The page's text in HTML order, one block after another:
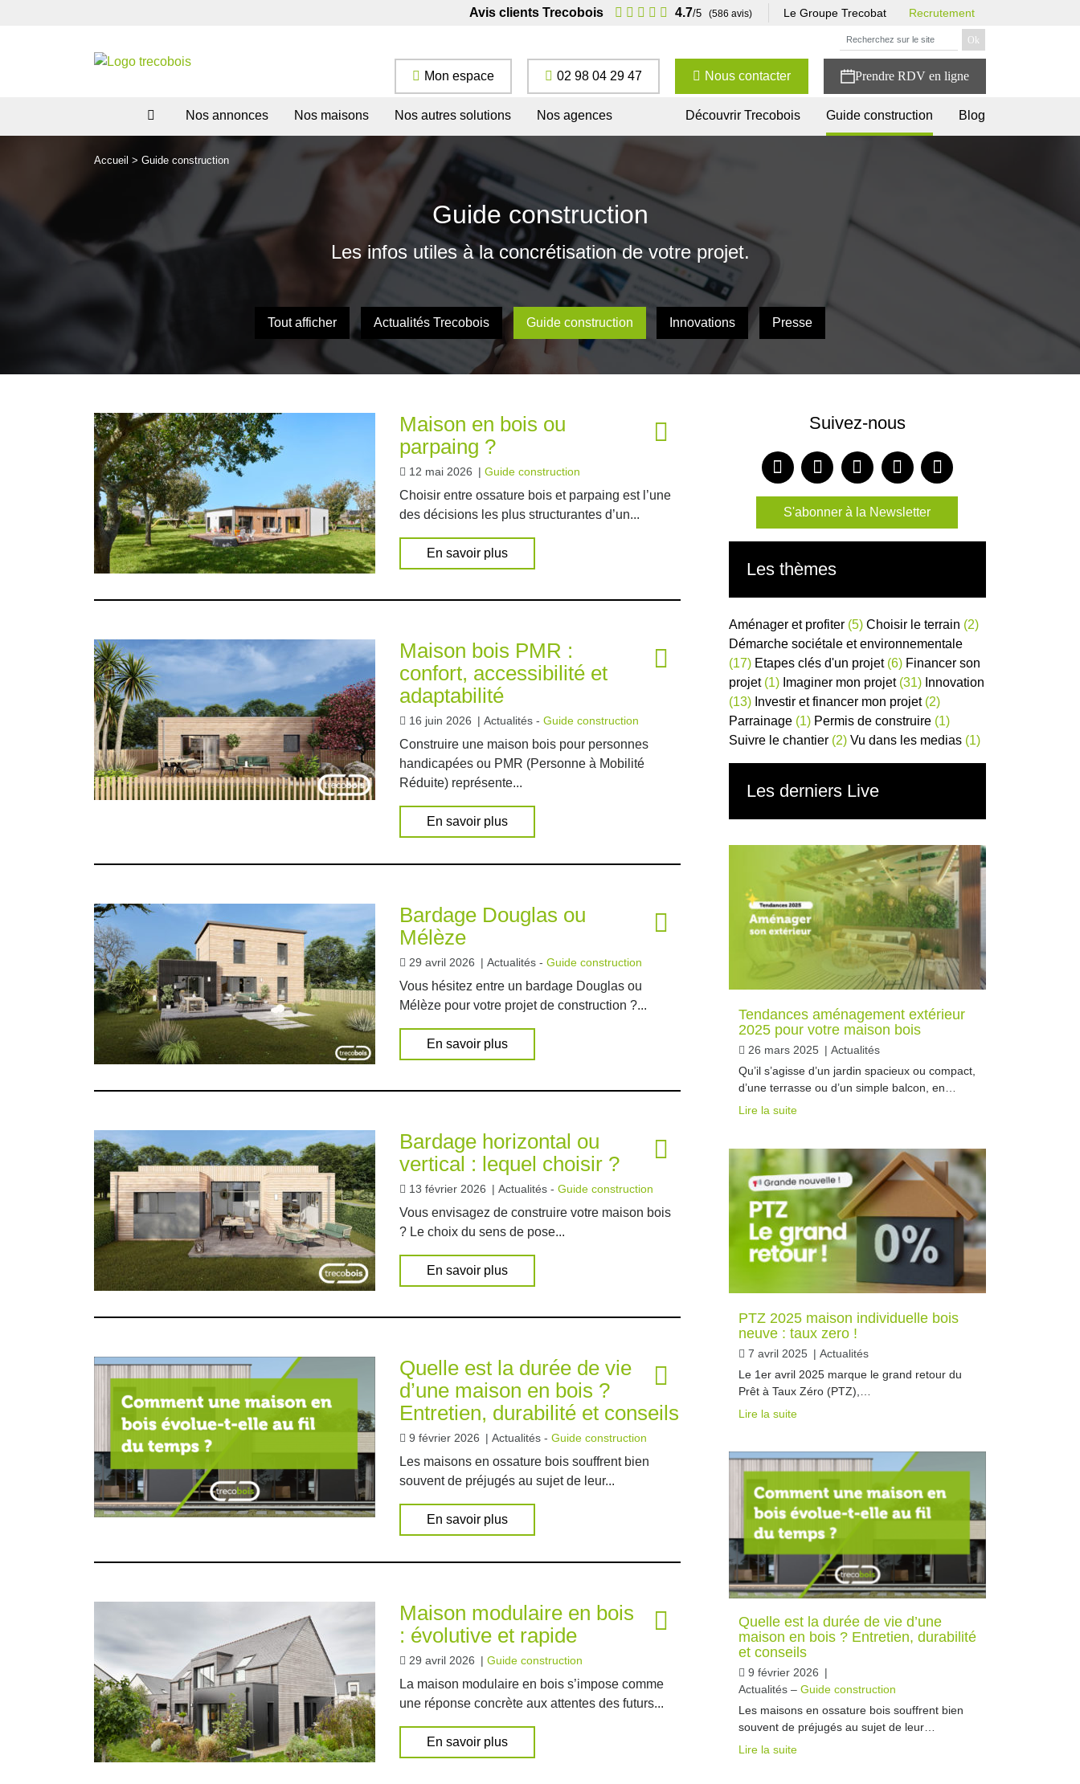
Avis clients Trecobois 4.7/5 (586 avis) Le Groupe Trecobat Recrutement
Mon espace 02 98 04 29 47 Nous contacter
Nos annonces Nos maisons Nos autres solutions Nos agences Découvrir Trecobois Guide construction Blog
Accueil > Guide construction
Guide construction
Les infos utiles à la concrétisation de votre projet.
Tout afficher Actualités Trecobois Guide construction Innovations Presse
Maison en bois ou
parpaing ?
12 mai 2026 | Guide construction
Choisir entre ossature bois et parpaing est l’une
des décisions les plus structurantes d’un...
En savoir plus
Maison bois PMR :
confort, accessibilité et
adaptabilité
16 juin 2026 | Actualités - Guide construction
Construire une maison bois pour personnes
handicapées ou PMR (Personne à Mobilité
Réduite) représente...
En savoir plus
Bardage Douglas ou
Mélèze
29 avril 2026 | Actualités - Guide construction
Vous hésitez entre un bardage Douglas ou
Mélèze pour votre projet de construction ?...
En savoir plus
Bardage horizontal ou
vertical : lequel choisir ?
13 février 2026 | Actualités - Guide construction
Vous envisagez de construire votre maison bois
? Le choix du sens de pose...
En savoir plus
Quelle est la durée de vie
d’une maison en bois ?
Entretien, durabilité et conseils
9 février 2026 | Actualités - Guide construction
Les maisons en ossature bois souffrent bien
souvent de préjugés au sujet de leur...
En savoir plus
Maison modulaire en bois
: évolutive et rapide
29 avril 2026 | Guide construction
La maison modulaire en bois s’impose comme
une réponse concrète aux attentes des futurs...
En savoir plus
Suivez-nous
S'abonner à la Newsletter
Les thèmes
Aménager et profiter (5) Choisir le terrain (2)
Démarche sociétale et environnementale
(17) Etapes clés d'un projet(6) Financer son
projet(1) Imaginer mon projet(31) Innovation
(13) Investir et financer mon projet(2)
Parrainage (1) Permis de construire (1)
Suivre le chantier (2) Vu dans les medias (1)
Les derniers Live
Tendances aménagement extérieur
2025 pour votre maison bois
26 mars 2025 | Actualités
Qu’il s’agisse d’un jardin spacieux ou compact,
d’une terrasse ou d’un simple balcon, en…
Lire la suite
PTZ 2025 maison individuelle bois
neuve : taux zero !
7 avril 2025 | Actualités
Le 1er avril 2025 marque le grand retour du
Prêt à Taux Zéro (PTZ),…
Lire la suite
Quelle est la durée de vie d’une
maison en bois ? Entretien, durabilité
et conseils
9 février 2026 |
Actualités – Guide construction
Les maisons en ossature bois souffrent bien
souvent de préjugés au sujet de leur…
Lire la suite